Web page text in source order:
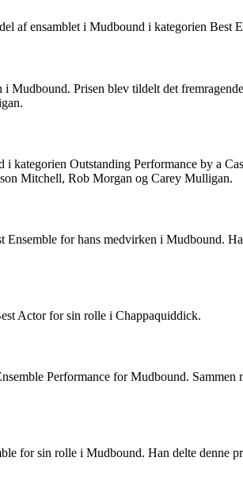
af ensamblet i Mudbound i kategorien Best
Prisen blev tildelt det
kategorien Outstanding Performance by a
Mitchell, Rob Morgan og Carey Mulligan.
for hans medvirken i Mudbound.
Actor for sin rolle i Chappaquiddick.
Performance for Mudbound.
for sin rolle i Mudbound. Han delte